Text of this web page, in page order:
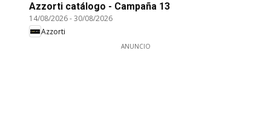
Azzorti catálogo - Campaña 13
14/08/2026-30/08/2026
Azzorti
ANUNCIO